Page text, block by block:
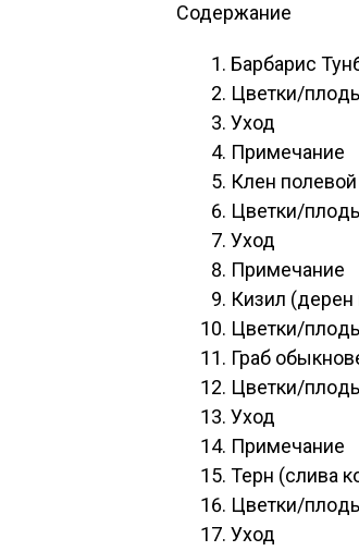
Содержание
Бар­ба­рис
Цвет­ки/
Уход
При­меча­ние
Клен по­левой
Цвет­ки/
Уход
При­меча­ние
Ки­зил
Цвет­ки/
Граб
Цвет­ки/
Уход
При­меча­ние
Терн (сли­ва
Цвет­ки/
Уход